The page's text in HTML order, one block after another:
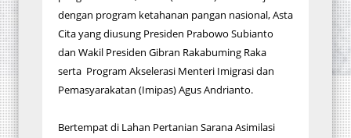
dengan program ketahanan pangan nasional, Asta
Cita yang diusung Presiden Prabowo Subianto
dan Wakil Presiden Gibran Rakabuming Raka
serta Program Akselerasi Menteri Imigrasi dan
Pemasyarakatan (Imipas) Agus Andrianto.
Bertempat di Lahan Pertanian Sarana Asimilasi